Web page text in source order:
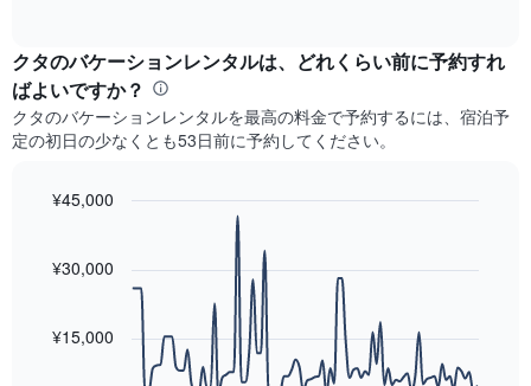
ー
ト
は、
曜
日
と
室
の
均
料
クタ​のバケーションレンタルは、どれくらい前に予約すれ
ばよいですか？
クタ​のバケーションレンタルを最高の料金で予約するには、宿泊予
定の初日の少なくとも53​日前に予約してください。
with
¥15,000
¥30,000
¥45,000